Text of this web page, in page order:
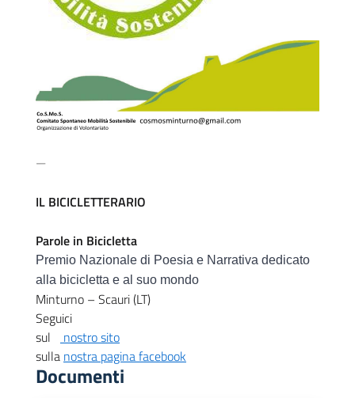
—
IL BICICLETTERARIO
Parole in Bicicletta
Premio Nazionale di Poesia e Narrativa dedicato
alla bicicletta e al suo mondo
Minturno – Scauri (LT)
Seguici
sul
nostro sito
sulla nostra pagina facebook
Documenti